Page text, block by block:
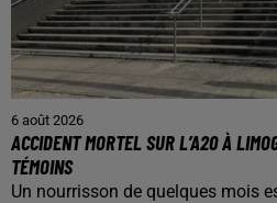
6 août 2026
ACCIDENT MORTEL SUR L’A20 À
TÉMOINS
Un nourrisson de quelques mois